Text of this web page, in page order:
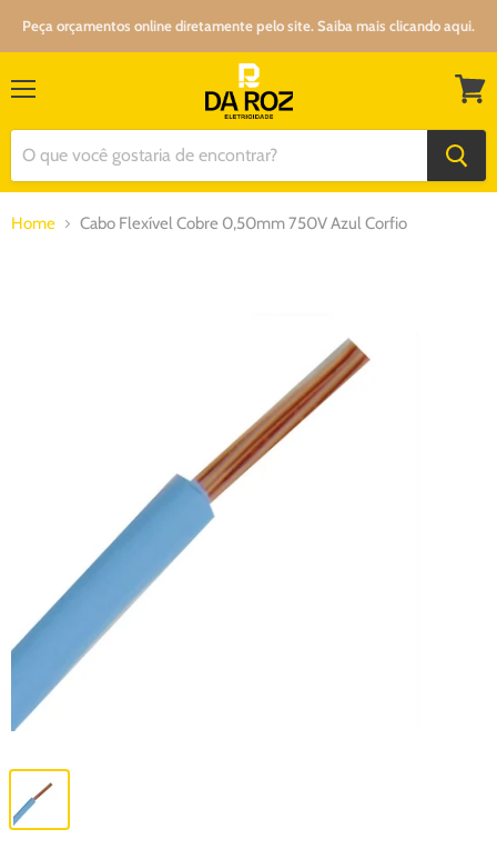
Peça orçamentos online diretamente pelo site. Saiba mais clicando aqui.
Home Cabo Flexível Cobre 0,50mm 750V Azul Corfio